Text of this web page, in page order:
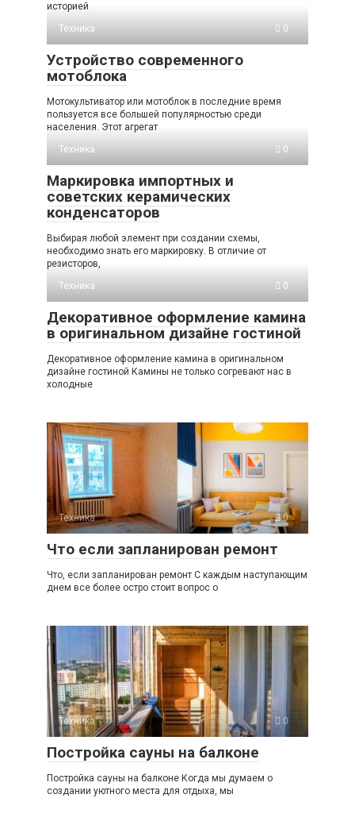
историей
Техника
0
Устройство современного
мотоблока
Мотокультиватор или мотоблок в последние время
пользуется все большей популярностью среди
населения. Этот агрегат
Техника
0
Маркировка импортных и
советских керамических
конденсаторов
Выбирая любой элемент при создании схемы,
необходимо знать его маркировку. В отличие от
резисторов,
Техника
0
Декоративное оформление камина
в оригинальном дизайне гостиной
Декоративное оформление камина в оригинальном
дизайне гостиной Камины не только согревают нас в
холодные
Техника 0
Что если запланирован ремонт
Что, если запланирован ремонт С каждым наступающим
днем все более остро стоит вопрос о
Техника 0
Постройка сауны на балконе
Постройка сауны на балконе Когда мы думаем о
создании уютного места для отдыха, мы